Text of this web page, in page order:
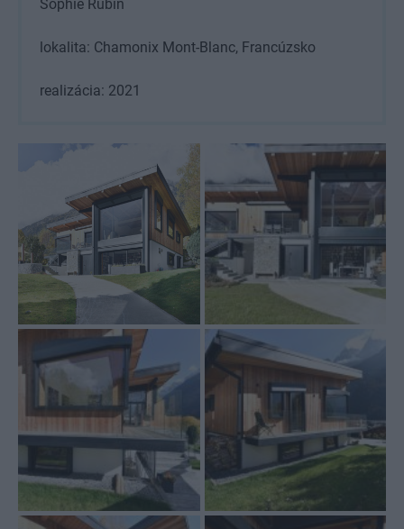
Sophie Rubin
lokalita: Chamonix Mont-Blanc, Francúzsko
realizácia: 2021